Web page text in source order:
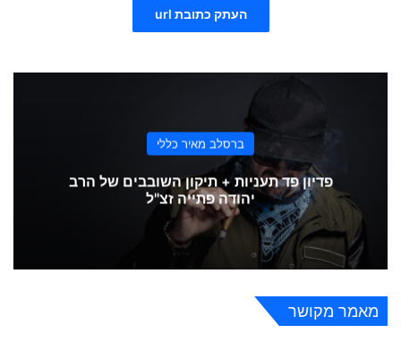
העתק כתובת url
ברסלב מאיר כללי
פדיון פד תעניות + תיקון השובבים של הרב
יהודה פתייה זצ"ל
מאמר מקושר